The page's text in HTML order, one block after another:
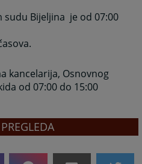
sudu Bijeljina je od 07:00
kancelarija, Osnovnog
od 07:00 do 15:00